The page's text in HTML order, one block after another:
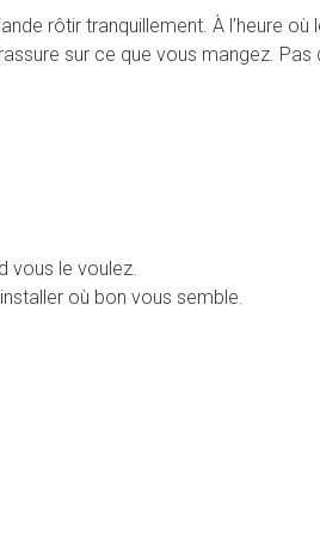
rôtir tranquillement. À l’heure où
sur ce que vous mangez. Pas
vous le voulez.
où bon vous semble.